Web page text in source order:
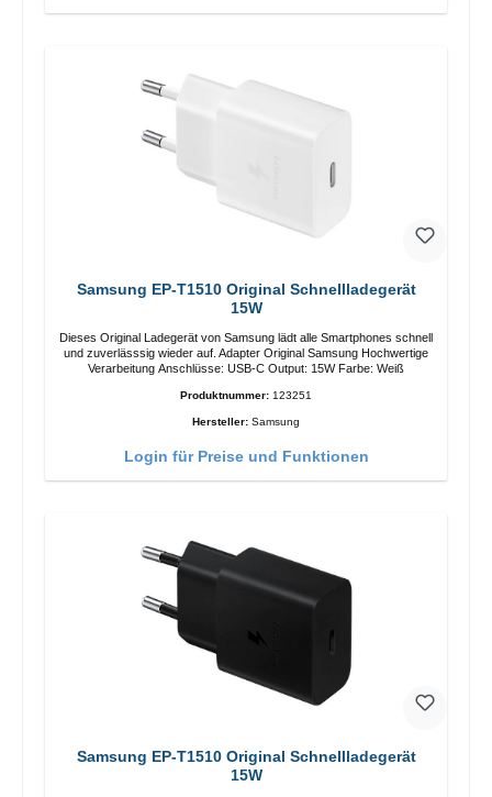
Samsung EP-T1510 Original Schnellladegerät
15W
Dieses Original Ladegerät von Samsung lädt alle Smartphones schnell
und zuverlässsig wieder auf. Adapter Original Samsung Hochwertige
Verarbeitung Anschlüsse: USB-C Output: 15W Farbe: Weiß
Produktnummer: 123251
Hersteller: Samsung
Login für Preise und Funktionen
Samsung EP-T1510 Original Schnellladegerät
15W